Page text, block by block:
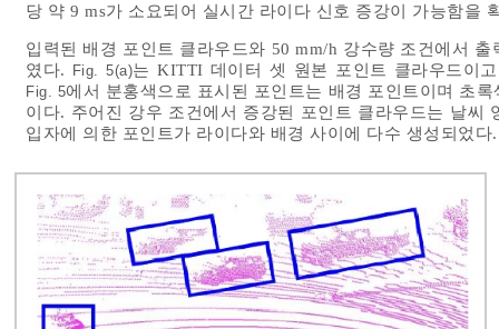
당 약 9 ms가 소요되어 실시간 라이다 신호 증강이 가능함을
입력된 배경 포인트 클라우드와 50 mm/h 강수량 조건에서
였다. Fig. 5(a)는 KITTI 데이터 셋 원본 포인트 클라우드이
Fig. 5에서 분홍색으로 표시된 포인트는 배경 포인트이며 초
이다. 주어진 강우 조건에서 증강된 포인트 클라우드는 날씨
입자에 의한 포인트가 라이다와 배경 사이에 다수 생성되었다.